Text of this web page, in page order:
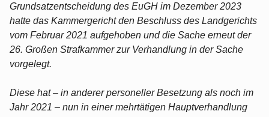
Grundsatzentscheidung des EuGH im Dezember 2023
hatte das Kammergericht den Beschluss des Landgerichts
vom Februar 2021 aufgehoben und die Sache erneut der
26. Großen Strafkammer zur Verhandlung in der Sache
vorgelegt.
Diese hat – in anderer personeller Besetzung als noch im
Jahr 2021 – nun in einer mehrtätigen Hauptverhandlung